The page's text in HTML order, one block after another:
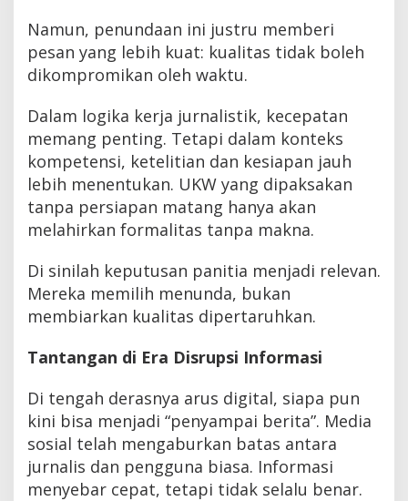
Namun, penundaan ini justru memberi
pesan yang lebih kuat: kualitas tidak boleh
dikompromikan oleh waktu.
Dalam logika kerja jurnalistik, kecepatan
memang penting. Tetapi dalam konteks
kompetensi, ketelitian dan kesiapan jauh
lebih menentukan. UKW yang dipaksakan
tanpa persiapan matang hanya akan
melahirkan formalitas tanpa makna.
Di sinilah keputusan panitia menjadi relevan.
Mereka memilih menunda, bukan
membiarkan kualitas dipertaruhkan.
Tantangan di Era Disrupsi Informasi
Di tengah derasnya arus digital, siapa pun
kini bisa menjadi “penyampai berita”. Media
sosial telah mengaburkan batas antara
jurnalis dan pengguna biasa. Informasi
menyebar cepat, tetapi tidak selalu benar.